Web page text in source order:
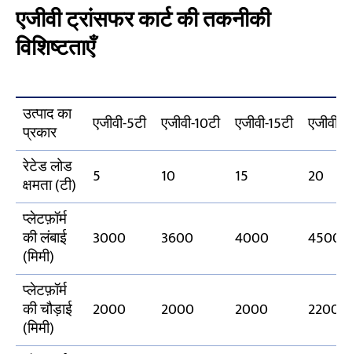
एजीवी ट्रांसफर कार्ट की तकनीकी
विशिष्टताएँ
उत्पाद का
प्रकार एजीवी-5टी एजीवी-10टी एजीवी-15टी
एजीवी-
रेटेड लोड
क्षमता (टी) 5 10 15
20
प्लेटफ़ॉर्म
की लंबाई
(मिमी)
3000 3600 4000 4500
प्लेटफ़ॉर्म
की चौड़ाई
(मिमी)
2000 2000 2000 2200